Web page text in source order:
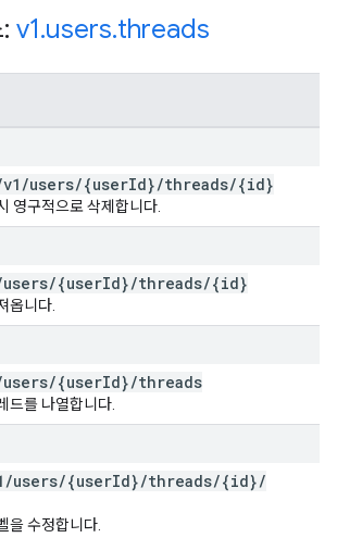
v1.users.threads
v1 /users/{userId}/threads/{id}
영구적으로 삭제합니다.
users/{userId}/threads/{id}
옵니다.
users/{userId}/threads
드를 나열합니다.
/users/{userId}/threads/{id}/
을 수정합니다.